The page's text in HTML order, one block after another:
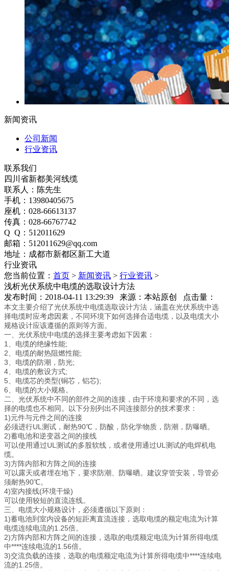
新闻资讯
公司新闻
行业资讯
联系我们
四川省新都美河线缆
联系人：陈先生
手机：13980405675
座机：028-66613137
传真：028-66767742
Q Q：512011629
邮箱：512011629@qq.com
地址：成都市新都区新工大道
行业资讯
您当前位置： 首页 > 新闻资讯 > 行业资讯 >
浅析光伏系统中电缆的选取设计方法
发布时间：2018-04-11 13:29:39 来源：本站原创 点击量：
本文主要介绍了光伏系统中电缆选取设计方法，涵盖在光伏系统中选
择电缆时应考虑因素，不同环境下如何选择合适电缆，以及电缆大小
规格设计应该遵循的原则等方面。
一、光伏系统中电缆的选择主要考虑如下因素：
1、电缆的绝缘性能;
2、电缆的耐热阻燃性能;
3、电缆的防潮，防光;
4、电缆的敷设方式;
5、电缆芯的类型(铜芯，铝芯);
6、电缆的大小规格。
二、光伏系统中不同的部件之间的连接，由于环境和要求的不同，选
择的电缆也不相同。以下分别列出不同连接部分的技术要求：
1)元件与元件之间的连接
必须进行UL测试，耐热90℃，防酸，防化学物质，防潮，防曝晒。
2)蓄电池和逆变器之间的接线
可以使用通过UL测试的多股软线，或者使用通过UL测试的电焊机电
缆。
3)方阵内部和方阵之间的连接
可以露天或者埋在地下，要求防潮、防曝晒。建议穿管安装，导管必
须耐热90℃。
4)室内接线(环境干燥)
可以使用较短的直流连线。
三、电缆大小规格设计，必须遵循以下原则：
1)蓄电池到室内设备的短距离直流连接，选取电缆的额定电流为计算
电缆连续电流的1.25倍。
2)方阵内部和方阵之间的连接，选取的电缆额定电流为计算所得电缆
中****连续电流的1.56倍。
3)交流负载的连接，选取的电缆额定电流为计算所得电缆中****连续电
流的1.25倍。